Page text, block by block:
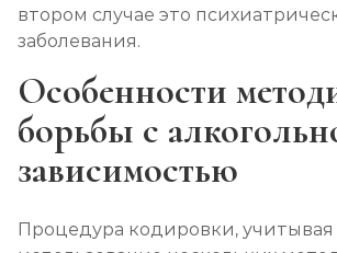
втором случае это
заболевания.
Особенности
борьбы с
зависимостью
Процедура кодировки, учитывая